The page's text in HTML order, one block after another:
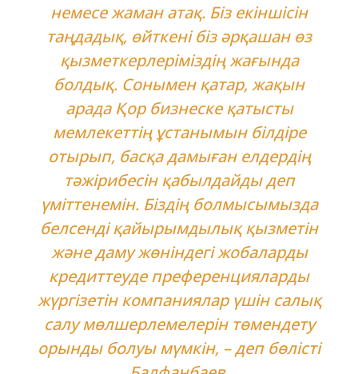
немесе жаман атақ. Біз екіншісін
таңдадық, өйткені біз әрқашан өз
қызметкерлеріміздің жағында
болдық. Сонымен қатар, жақын
арада Қор бизнеске қатысты
мемлекеттің ұстанымын білдіре
отырып, басқа дамыған елдердің
тәжірибесін қабылдайды деп
үміттенемін. Біздің болмысымызда
белсенді қайырымдылық қызметін
және даму жөніндегі жобаларды
кредиттеуде преференцияларды
жүргізетін компаниялар үшін салық
салу мөлшерлемелерін төмендету
орынды болуы мүмкін, – деп бөлісті